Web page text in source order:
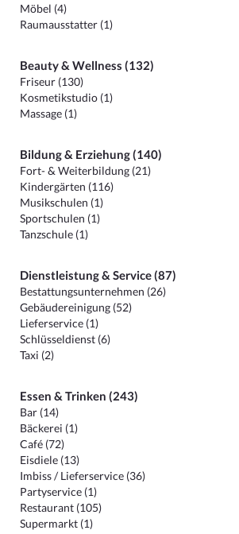
Möbel (4)
Raumausstatter (1)
Beauty & Wellness (132)
Friseur (130)
Kosmetikstudio (1)
Massage (1)
Bildung & Erziehung (140)
Fort- & Weiterbildung (21)
Kindergärten (116)
Musikschulen (1)
Sportschulen (1)
Tanzschule (1)
Dienstleistung & Service (87)
Bestattungsunternehmen (26)
Gebäudereinigung (52)
Lieferservice (1)
Schlüsseldienst (6)
Taxi (2)
Essen & Trinken (243)
Bar (14)
Bäckerei (1)
Café (72)
Eisdiele (13)
Imbiss / Lieferservice (36)
Partyservice (1)
Restaurant (105)
Supermarkt (1)